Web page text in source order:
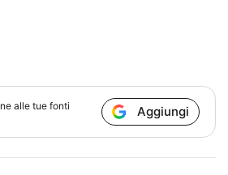
alle tue fonti
Aggiungi